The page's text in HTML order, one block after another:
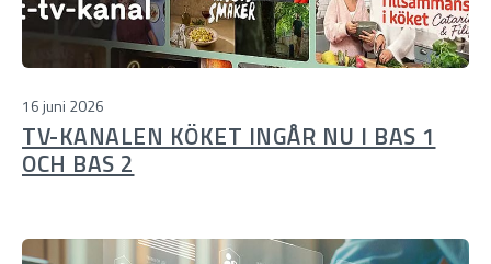
16 juni 2026
TV-KANALEN KÖKET INGÅR NU I BAS 1
OCH BAS 2